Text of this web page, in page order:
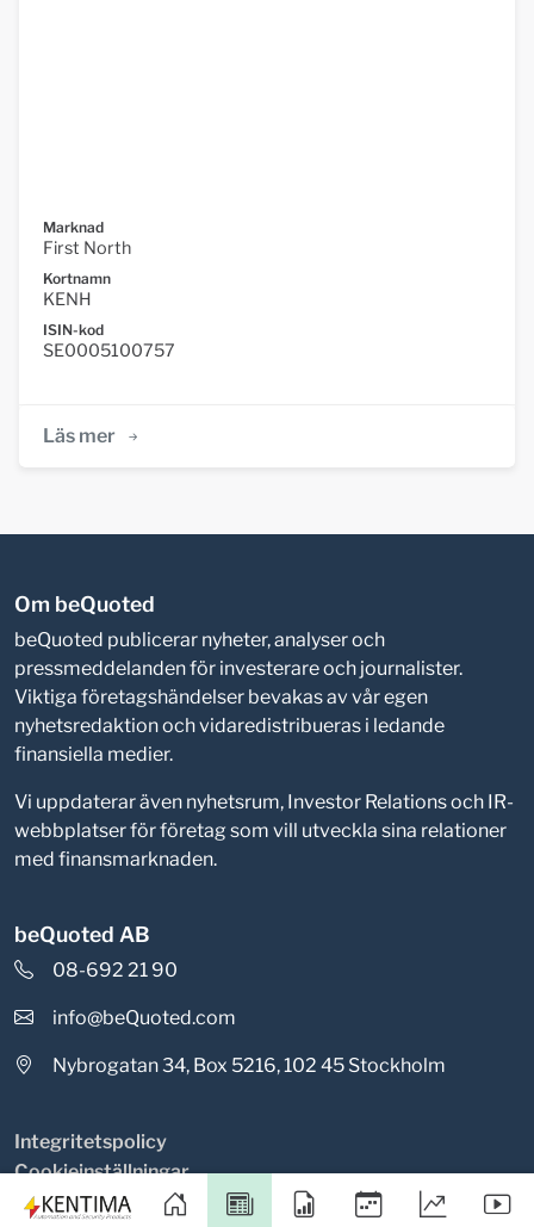
Marknad
First North
Kortnamn
KENH
ISIN-kod
SE0005100757
Läs mer
Om beQuoted
beQuoted publicerar nyheter, analyser och
pressmeddelanden för investerare och journalister.
Viktiga företagshändelser bevakas av vår egen
nyhetsredaktion och vidaredistribueras i ledande
finansiella medier.
Vi uppdaterar även nyhetsrum, Investor Relations och IR-
webbplatser för företag som vill utveckla sina relationer
med finansmarknaden.
beQuoted AB
08-692 21 90
info@beQuoted.com
Nybrogatan 34, Box 5216, 102 45 Stockholm
Integritetspolicy
Cookieinställningar